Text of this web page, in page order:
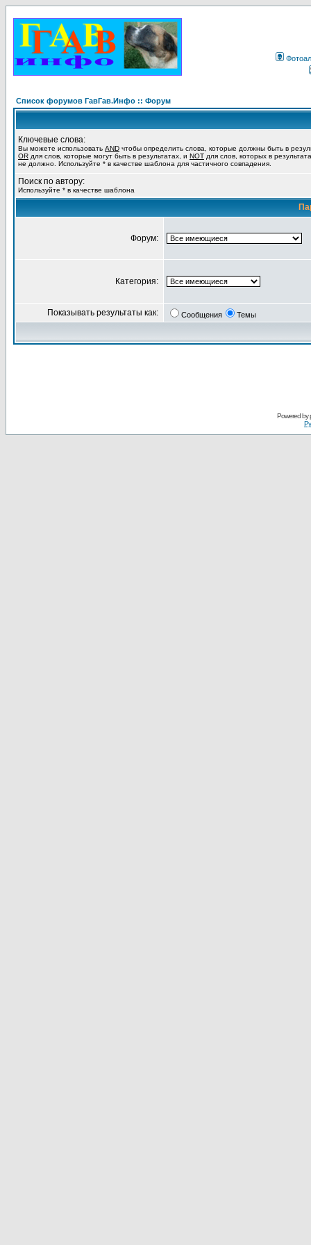
Список форумов ГавГав.Инфо :: Форум
Ключевые слова:
Вы можете использовать AND чтобы определить слова, которые должны быть в
OR для слов, которые могут быть в результатах, и NOT для слов, которых в
не должно. Используйте * в качестве шаблона для частичного совпадения.
Поиск по автору:
Используйте * в качестве шаблона
Форум:
Категория:
Показывать результаты как: Сообщения Темы
Powered by